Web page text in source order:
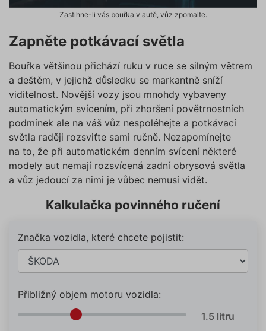
Zastihne-li vás bouřka v autě, vůz zpomalte.
Zapněte potkávací světla
Bouřka většinou přichází ruku v ruce se silným větrem
a deštěm, v jejichž důsledku se markantně sníží
viditelnost. Novější vozy jsou mnohdy vybaveny
automatickým svícením, při zhoršení povětrnostních
podmínek ale na váš vůz nespoléhejte a potkávací
světla raději rozsviťte sami ručně. Nezapomínejte
na to, že při automatickém denním svícení některé
modely aut nemají rozsvícená zadní obrysová světla
a vůz jedoucí za nimi je vůbec nemusí vidět.
Kalkulačka povinného ručení
Značka vozidla, které chcete pojistit:
Přibližný objem motoru vozidla: